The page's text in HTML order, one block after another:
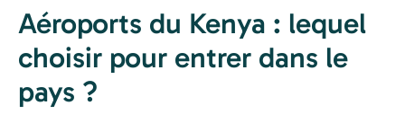
Aéroports du Kenya : lequel
choisir pour entrer dans le
pays ?